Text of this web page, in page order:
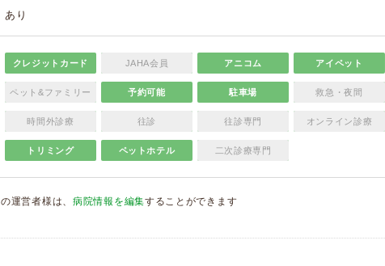
あり
クレジットカード JAHA会員 アニコム アイペット
ペット&ファミリー 予約可能 駐車場 救急・夜間
時間外診療 往診 往診専門 オンライン診療
トリミング ペットホテル 二次診療専門
運営者様は、 病院情報を編集することができます